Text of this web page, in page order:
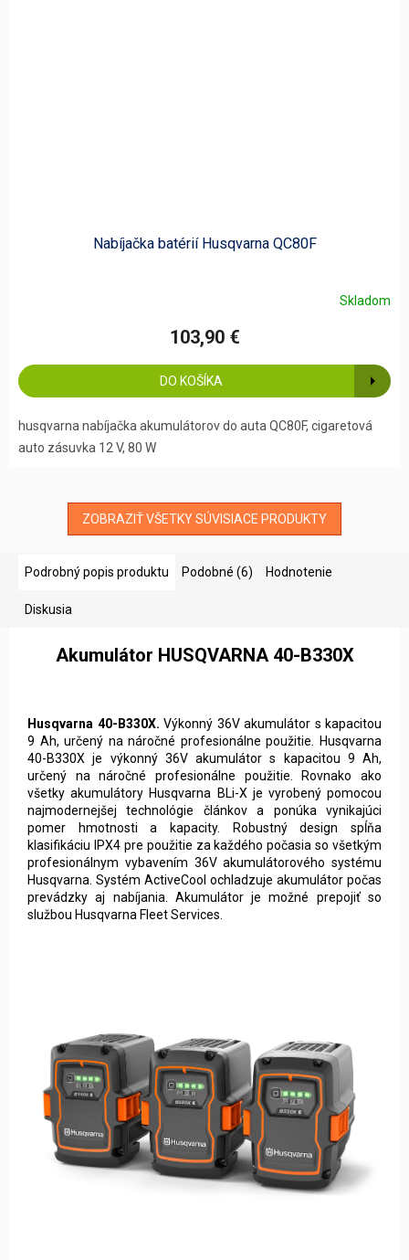
Nabíjačka batérií Husqvarna QC80F
Skladom
103,90 €
DO KOŠÍKA
husqvarna nabíjačka akumulátorov do auta QC80F, cigaretová
auto zásuvka 12 V, 80 W
ZOBRAZIŤ VŠETKY SÚVISIACE PRODUKTY
Podrobný popis produktu Podobné (6) Hodnotenie
Diskusia
Akumulátor HUSQVARNA 40-B330X
Husqvarna 40-B330X. Výkonný 36V akumulátor s kapacitou
9 Ah, určený na náročné profesionálne použitie. Husqvarna
40-B330X je výkonný 36V akumulátor s kapacitou 9 Ah,
určený na náročné profesionálne použitie. Rovnako ako
všetky akumulátory Husqvarna BLi-X je vyrobený pomocou
najmodernejšej technológie článkov a ponúka vynikajúci
pomer hmotnosti a kapacity. Robustný design spĺňa
klasifikáciu IPX4 pre použitie za každého počasia so všetkým
profesionálnym vybavením 36V akumulátorového systému
Husqvarna. Systém ActiveCool ochladzuje akumulátor počas
prevádzky aj nabíjania. Akumulátor je možné prepojiť so
službou Husqvarna Fleet Services.